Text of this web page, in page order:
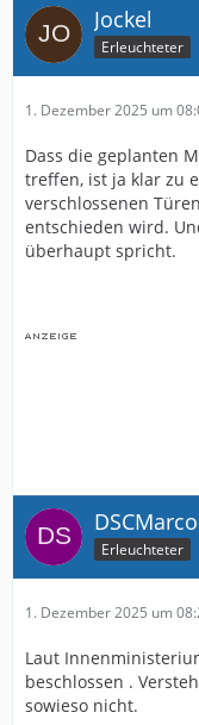
Jockel
Erleuchteter
1. Dezember 2025 um
Dass die geplanten
treffen, ist ja klar zu
verschlossenen
entschieden wird.
überhaupt spricht.
Erleuchteter
1. Dezember 2025 um
Laut
beschlossen .
sowieso nicht.